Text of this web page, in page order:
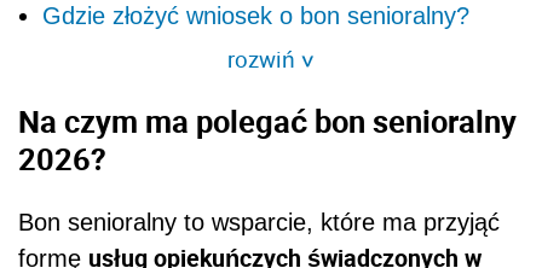
Gdzie złożyć wniosek o bon senioralny?
rozwiń>
Na czym ma polegać bon senioralny
2026?
Bon senioralny to wsparcie, które ma przyjąć
formę usług opiekuńczych świadczonych w